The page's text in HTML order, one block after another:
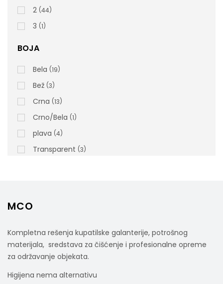
Dozator Industrijskog Papira – Wall Stand
405773 Tehnički List
6.500,00 rsd
cena bez PDV-a
2 44
3 1
BOJA
Bela 19
Bež 3
Crna 13
Crno/Bela 1
plava 4
Transparent 3
MCO
Kompletna rešenja kupatilske galanterije, potrošnog
materijala, sredstava za čišćenje i profesionalne opreme
za održavanje objekata.
Higijena nema alternativu